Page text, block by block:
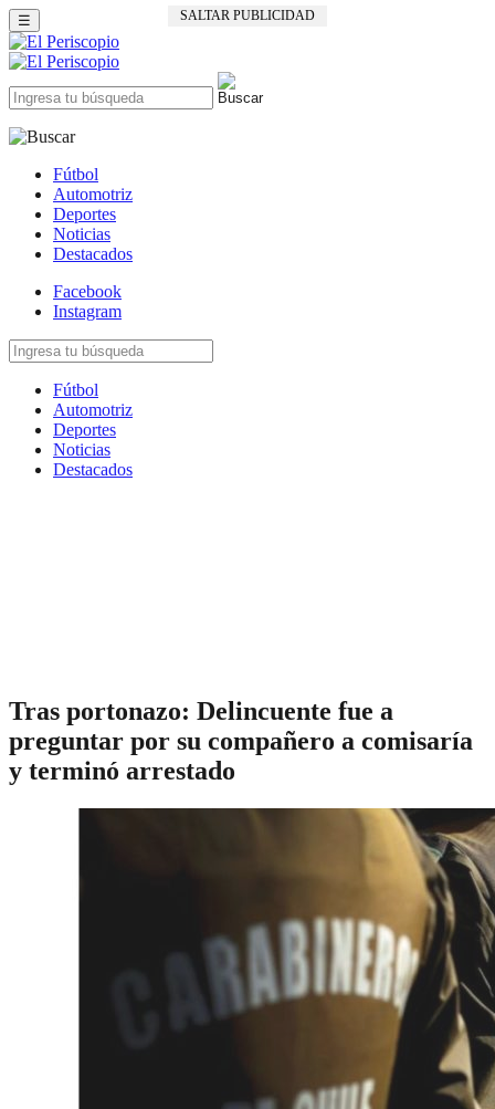
SALTAR PUBLICIDAD
☰
Fútbol
Automotriz
Deportes
Noticias
Destacados
Facebook
Instagram
Fútbol
Automotriz
Deportes
Noticias
Destacados
Tras portonazo: Delincuente fue a
preguntar por su compañero a comisaría
y terminó arrestado